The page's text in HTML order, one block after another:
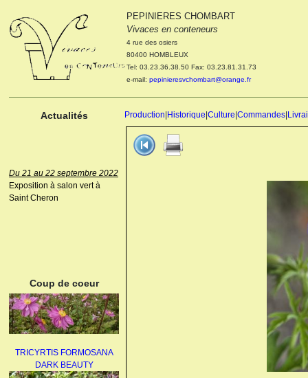
PEPINIERES CHOMBART
Vivaces en conteneurs
4 rue des osiers
80400 HOMBLEUX
Tel: 03.23.36.38.50 Fax: 03.23.81.31.73
e-mail: pepinieresvchombart@orange.fr
Actualités Production Historique Culture Commandes
Le 04 et 05 octobre 2022
Portes ouvertes de la
pépinière : Visite des
cultures, découverte des
nouveautés. Le rendez-vous
des passionnés Le mardi 04
octobre 2022. Le mercredi 05
Du 21 au 22 septembre 2022
Exposition à salon vert à
Saint Cheron
Coup de coeur
TRICYRTIS FORMOSANA
DARK BEAUTY